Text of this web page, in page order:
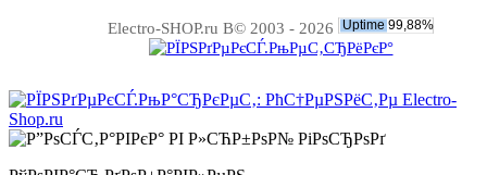
Electro-SHOP.ru В© 2003 - 2026